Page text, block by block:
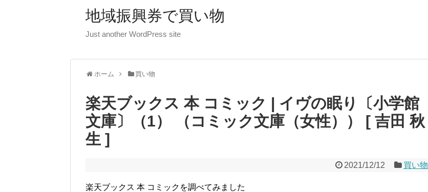
地域振興券で買い物
Just another WordPress site
ホーム 買い物
楽天ブックス 本 コミック | イヴの眠り〔小学館
文庫〕（1） （コミック文庫（女性）） [ 吉田 秋
生 ]
2021/12/12 買い物
楽天ブックス 本 コミックを調べてみました